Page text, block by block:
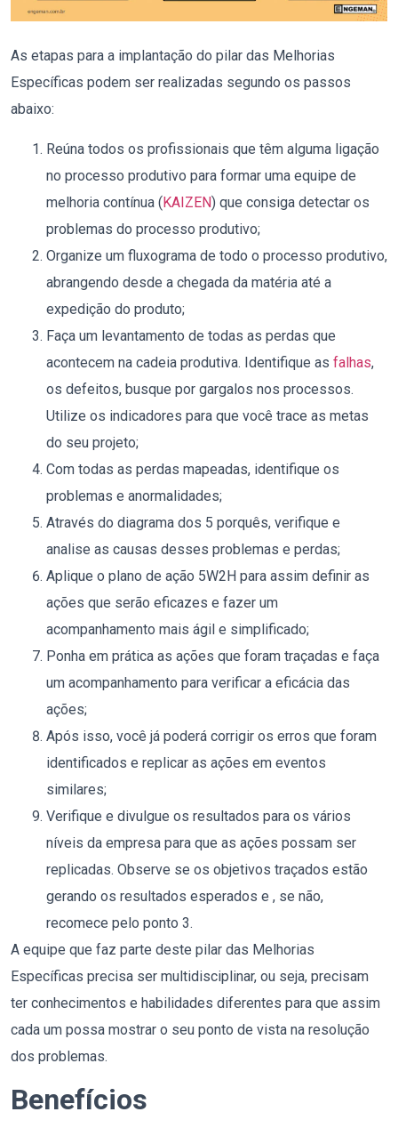
As etapas para a implantação do pilar das Melhorias
Específicas podem ser realizadas segundo os passos
abaixo:
Reúna todos os profissionais que têm alguma ligação
no processo produtivo para formar uma equipe de
melhoria contínua (KAIZEN) que consiga detectar os
problemas do processo produtivo;
Organize um fluxograma de todo o processo produtivo,
abrangendo desde a chegada da matéria até a
expedição do produto;
Faça um levantamento de todas as perdas que
acontecem na cadeia produtiva. Identifique as falhas,
os defeitos, busque por gargalos nos processos.
Utilize os indicadores para que você trace as metas
do seu projeto;
Com todas as perdas mapeadas, identifique os
problemas e anormalidades;
Através do diagrama dos 5 porquês, verifique e
analise as causas desses problemas e perdas;
Aplique o plano de ação 5W2H para assim definir as
ações que serão eficazes e fazer um
acompanhamento mais ágil e simplificado;
Ponha em prática as ações que foram traçadas e faça
um acompanhamento para verificar a eficácia das
ações;
Após isso, você já poderá corrigir os erros que foram
identificados e replicar as ações em eventos
similares;
Verifique e divulgue os resultados para os vários
níveis da empresa para que as ações possam ser
replicadas. Observe se os objetivos traçados estão
gerando os resultados esperados e , se não,
recomece pelo ponto 3.
A equipe que faz parte deste pilar das Melhorias
Específicas precisa ser multidisciplinar, ou seja, precisam
ter conhecimentos e habilidades diferentes para que assim
cada um possa mostrar o seu ponto de vista na resolução
dos problemas.
Benefícios